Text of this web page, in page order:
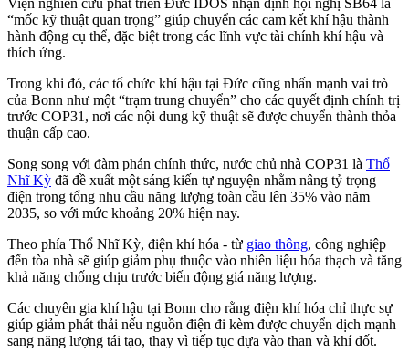
Viện nghiên cứu phát triển Đức IDOS nhận định hội nghị SB64 là
“mốc kỹ thuật quan trọng” giúp chuyển các cam kết khí hậu thành
hành động cụ thể, đặc biệt trong các lĩnh vực tài chính khí hậu và
thích ứng.
Trong khi đó, các tổ chức khí hậu tại Đức cũng nhấn mạnh vai trò
của Bonn như một “trạm trung chuyển” cho các quyết định chính trị
trước COP31, nơi các nội dung kỹ thuật sẽ được chuyển thành thỏa
thuận cấp cao.
Song song với đàm phán chính thức, nước chủ nhà COP31 là Thổ
Nhĩ Kỳ đã đề xuất một sáng kiến tự nguyện nhằm nâng tỷ trọng
điện trong tổng nhu cầu năng lượng toàn cầu lên 35% vào năm
2035, so với mức khoảng 20% hiện nay.
Theo phía Thổ Nhĩ Kỳ, điện khí hóa - từ giao thông, công nghiệp
đến tòa nhà sẽ giúp giảm phụ thuộc vào nhiên liệu hóa thạch và tăng
khả năng chống chịu trước biến động giá năng lượng.
Các chuyên gia khí hậu tại Bonn cho rằng điện khí hóa chỉ thực sự
giúp giảm phát thải nếu nguồn điện đi kèm được chuyển dịch mạnh
sang năng lượng tái tạo, thay vì tiếp tục dựa vào than và khí đốt.